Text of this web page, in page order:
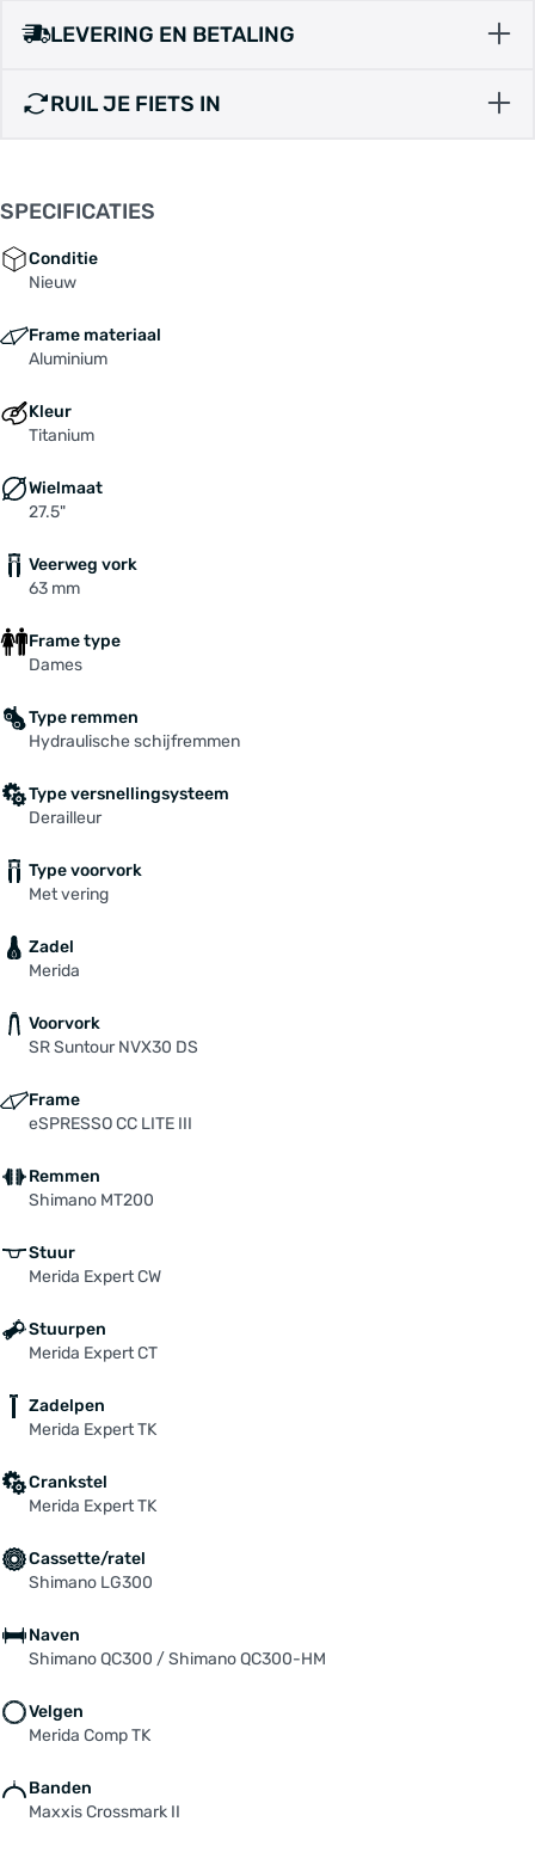
LEVERING EN BETALING
RUIL JE FIETS IN
SPECIFICATIES
Conditie
Nieuw
Frame materiaal
Aluminium
Kleur
Titanium
Wielmaat
27.5"
Veerweg vork
63 mm
Frame type
Dames
Type remmen
Hydraulische schijfremmen
Type versnellingsysteem
Derailleur
Type voorvork
Met vering
Zadel
Merida
Voorvork
SR Suntour NVX30 DS
Frame
eSPRESSO CC LITE III
Remmen
Shimano MT200
Stuur
Merida Expert CW
Stuurpen
Merida Expert CT
Zadelpen
Merida Expert TK
Crankstel
Merida Expert TK
Cassette/ratel
Shimano LG300
Naven
Shimano QC300 / Shimano QC300-HM
Velgen
Merida Comp TK
Banden
Maxxis Crossmark II